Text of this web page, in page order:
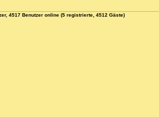
4517 Benutzer online (5 registrierte, 4512 Gäste)